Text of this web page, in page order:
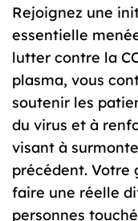
Rejoignez une
essentielle
lutter contre la
plasma, vous
soutenir les
du virus et à
visant à
précédent. Votre
faire une réelle
personnes